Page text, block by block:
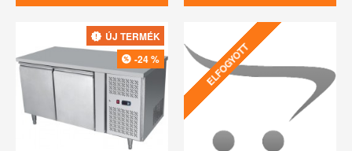
ÚJ TERMÉK
-24 %
ELFOGYOTT